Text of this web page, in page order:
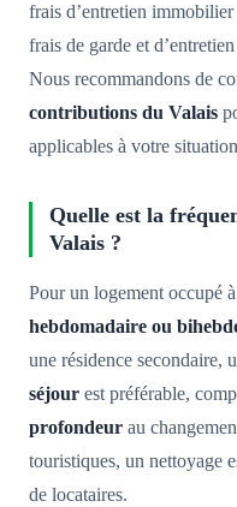
frais d’entretien
frais de garde et
Nous recommandons de
contributions du Valais
applicables à votre
Quelle est la
Valais ?
Pour un logement occupé
hebdomadaire ou
une résidence secondaire,
séjour est préférable,
profondeur au
touristiques, un nettoyage
de locataires.